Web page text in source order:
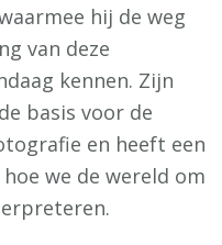
hij de weg
van deze
kennen. Zijn
basis voor de
en heeft een
we de wereld om